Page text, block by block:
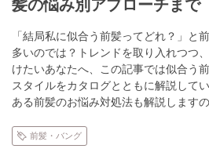
髪の悩み別アプローチまで
前髪・バング
「結局私に似合う前髪ってどれ？」と
多いのでは？トレンドを取り入れつつ
けたいあなたへ、この記事では似合う
スタイルをカタログとともに解説して
ある前髪のお悩み対処法も解説します